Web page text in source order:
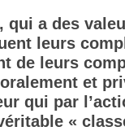
qui a des
leurs
de leurs
et
qui par
«